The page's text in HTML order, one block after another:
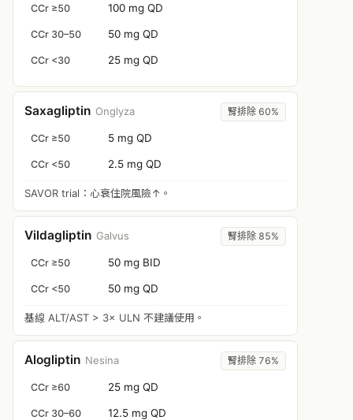
CCr ≥50 100 mg QD
CCr 30–50 50 mg QD
CCr <30 25 mg QD
Saxagliptin Onglyza 腎排除 60%
CCr ≥50 5 mg QD
CCr <50 2.5 mg QD
SAVOR trial：心衰住院風險↑。
Vildagliptin Galvus 腎排除 85%
CCr ≥50 50 mg BID
CCr <50 50 mg QD
基線 ALT/AST > 3× ULN 不建議使用。
Alogliptin Nesina 腎排除 76%
CCr ≥60 25 mg QD
CCr 30–60 12.5 mg QD